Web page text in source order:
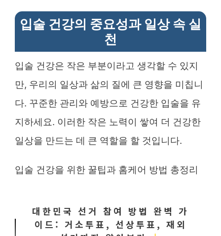
입술 건강의 중요성과 일상 속 실
천
입술 건강은 작은 부분이라고 생각할 수 있지
만, 우리의 일상과 삶의 질에 큰 영향을 미칩니
다. 꾸준한 관리와 예방으로 건강한 입술을 유
지하세요. 이러한 작은 노력이 쌓여 더 건강한
일상을 만드는 데 큰 역할을 할 것입니다.
입술 건강을 위한 꿀팁과 홈케어 방법 총정리
대한민국 선거 참여 방법 완벽 가
이드: 거소투표, 선상투표, 재외